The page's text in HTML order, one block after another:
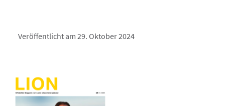
Veröffentlicht am 29. Oktober 2024